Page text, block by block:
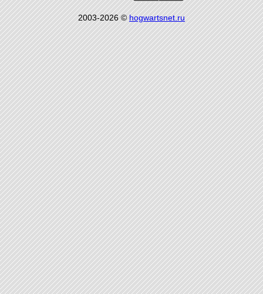
2003-2026 ©hogwartsnet.ru